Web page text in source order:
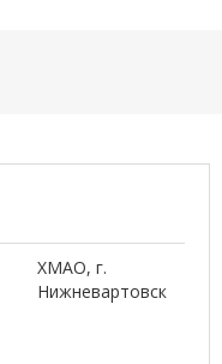
ХМАО, г.
Нижневартовск